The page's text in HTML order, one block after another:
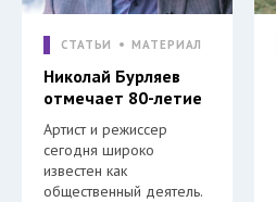
СТАТЬИ МАТЕРИАЛ
Николай Бурляев
отмечает 80-летие
Артист и режиссер
сегодня широко
известен как
общественный деятель.